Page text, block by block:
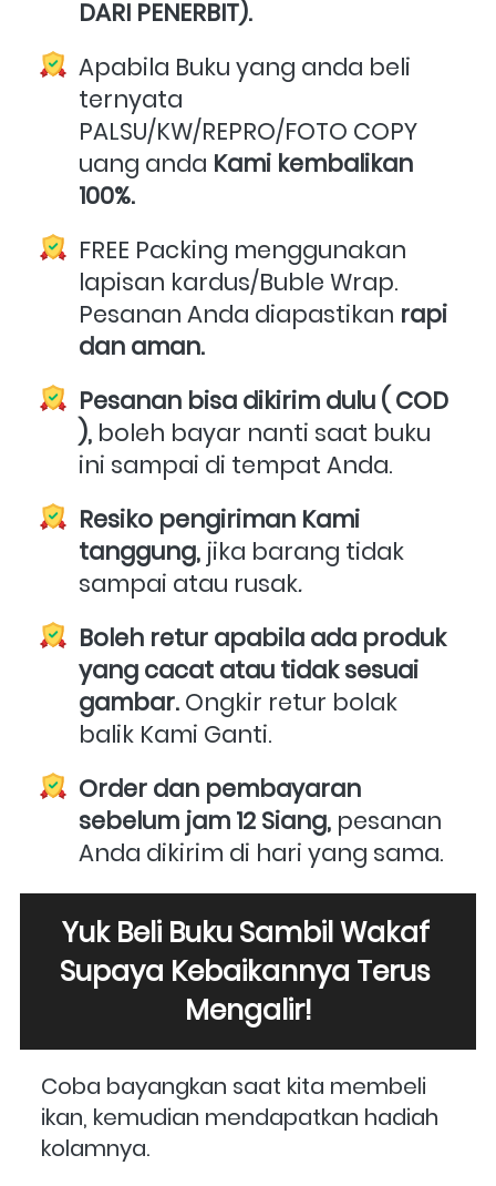
DARI PENERBIT).
Apabila Buku yang anda beli
ternyata
PALSU/KW/REPRO/FOTO COPY
uang anda Kami kembalikan
100%.
FREE Packing menggunakan
lapisan kardus/Buble Wrap.
Pesanan Anda diapastikan rapi
dan aman.
Pesanan bisa dikirim dulu ( COD
), boleh bayar nanti saat buku
ini sampai di tempat Anda.
Resiko pengiriman Kami
tanggung, jika barang tidak
sampai atau rusak.
Boleh retur apabila ada produk
yang cacat atau tidak sesuai
gambar. Ongkir retur bolak
balik Kami Ganti.
Order dan pembayaran
sebelum jam 12 Siang, pesanan
Anda dikirim di hari yang sama.
Yuk Beli Buku Sambil Wakaf
Supaya Kebaikannya Terus
Mengalir!
Coba bayangkan saat kita membeli
ikan, kemudian mendapatkan hadiah
kolamnya.